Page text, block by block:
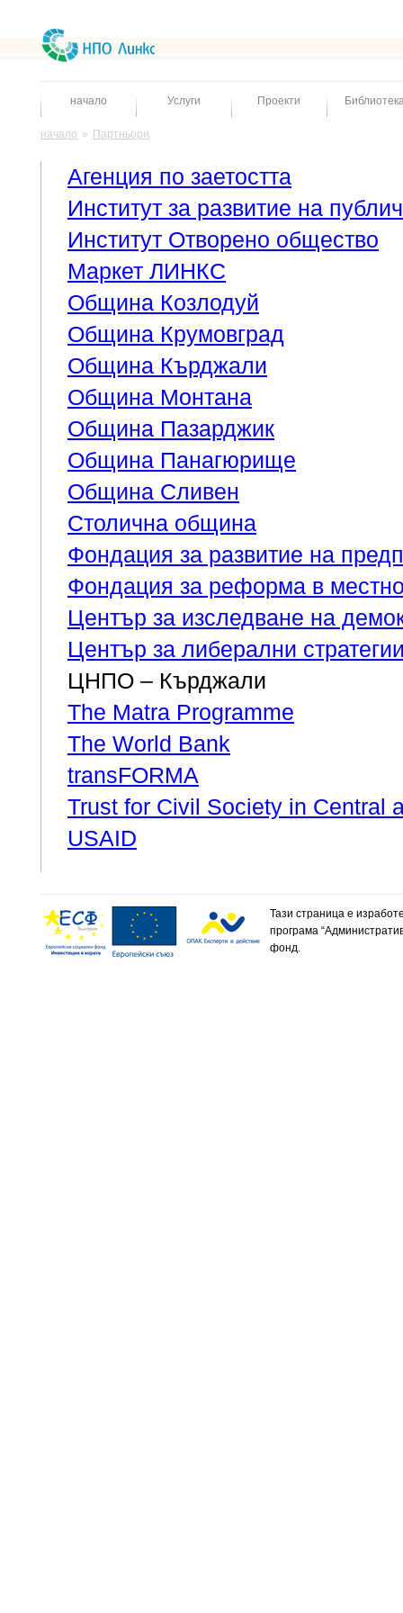
начало Услуги Проекти
начало » Партньори
Агенция по заетостта
Институт за развитие на
Институт Отворено общество
Маркет ЛИНКС
Община Козлодуй
Община Крумовград
Община Кърджали
Община Монтана
Община Пазарджик
Община Панагюрище
Община Сливен
Столична община
Фондация за развитие на
Фондация за реформа в
Център за изследване на
Център за либерални
ЦНПО – Кърджали
The Matra Programme
The World Bank
transFORMA
Trust for Civil Society in Central
USAID
Тази страница е
програма
фонд.